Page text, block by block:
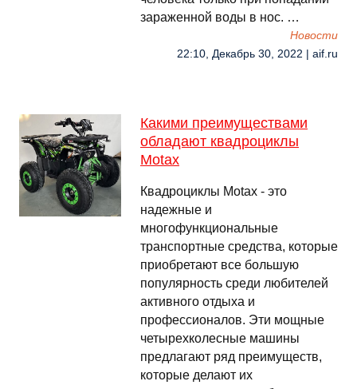
зараженной воды в нос. …
Новости
22:10, Декабрь 30, 2022 | aif.ru
Какими преимуществами
обладают квадроциклы
Motax
Квадроциклы Motax - это
надежные и
многофункциональные
транспортные средства, которые
приобретают все большую
популярность среди любителей
активного отдыха и
профессионалов. Эти мощные
четырехколесные машины
предлагают ряд преимуществ,
которые делают их